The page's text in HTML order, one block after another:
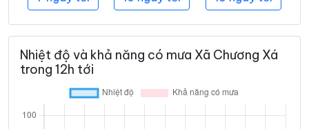
Nhiệt độ và khả năng có mưa Xã Chương Xá
trong 12h tới